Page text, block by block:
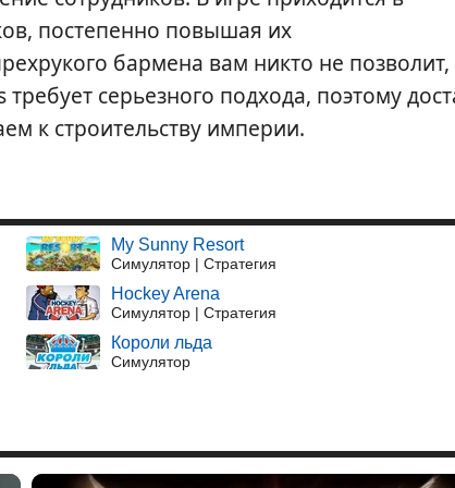
постепенно повышая их
бармена вам никто не
серьезного подхода, поэтому
к строительству империи.
My Sunny Resort
Симулятор | Стратегия
Hockey Arena
Симулятор | Стратегия
Короли льда
Симулятор